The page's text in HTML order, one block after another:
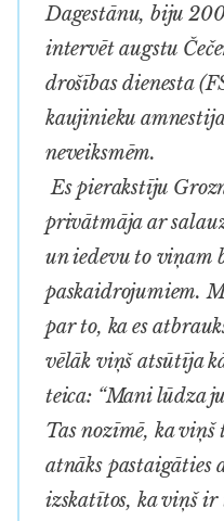
Dagestānu, biju
intervēt augstu
drošības dienesta (
kaujinieku
neveiksmēm.
Es pierakstīju
privātmāja ar
un iedevu to viņam
paskaidrojumiem.
par to, ka es
vēlāk viņš atsūtīja
teica: “Mani lūdza
Tas nozīmē, ka viņš
atnāks
izskatītos, ka viņš